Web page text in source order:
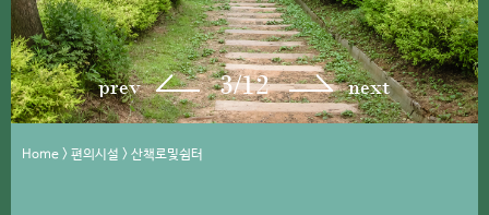
prev 3/12 next
Home > 편의시설 > 산책로및쉼터